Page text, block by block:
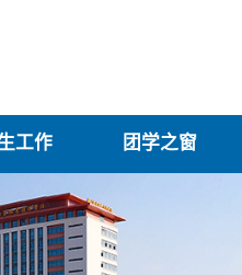
工作 团学之窗